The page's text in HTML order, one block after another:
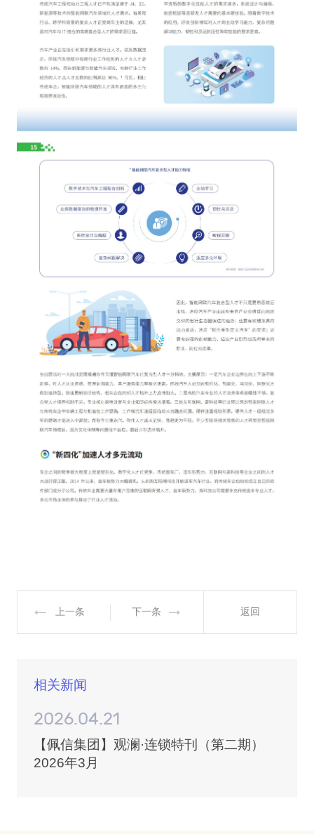
上一条 下一条 返回
相关新闻
2026.04.21
【佩信集团】观澜·连锁特刊（第二期）
2026年3月